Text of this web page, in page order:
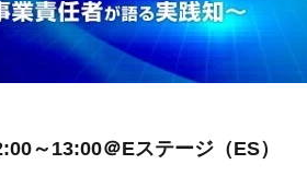
～13:00＠Eステージ（ES）